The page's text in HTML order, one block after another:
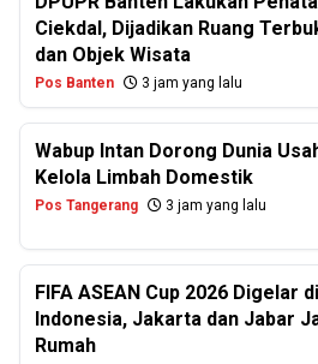
Ciekdal, Dijadikan Ruang
dan Objek Wisata
Pos Banten 3 jam yang lalu
Wabup Intan Dorong Dunia
Kelola Limbah Domestik
Pos Tangerang 3 jam yang lalu
FIFA ASEAN Cup 2026 Digelar di
Indonesia, Jakarta dan Jabar
Rumah